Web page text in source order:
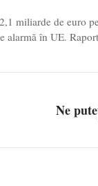
miliarde de euro
alarmă în UE.
Ne